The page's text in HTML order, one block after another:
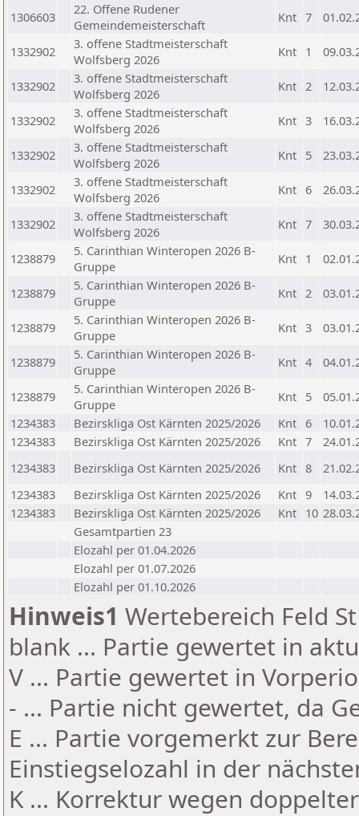
1306603
22. Offene Rudener
Gemeindemeisterschaft
Knt 7
1332902
3. offene Stadtmeisterschaft
Wolfsberg 2026
Knt 1
1332902
3. offene Stadtmeisterschaft
Wolfsberg 2026
Knt 2
1332902
3. offene Stadtmeisterschaft
Wolfsberg 2026
Knt 3
1332902
3. offene Stadtmeisterschaft
Wolfsberg 2026
Knt 5
1332902
3. offene Stadtmeisterschaft
Wolfsberg 2026
Knt 6
1332902
3. offene Stadtmeisterschaft
Wolfsberg 2026
Knt 7
1238879
5. Carinthian Winteropen 2026 B-
Gruppe
Knt 1
1238879
5. Carinthian Winteropen 2026 B-
Gruppe
Knt 2
1238879
5. Carinthian Winteropen 2026 B-
Gruppe
Knt 3
1238879
5. Carinthian Winteropen 2026 B-
Gruppe
Knt 4
1238879
5. Carinthian Winteropen 2026 B-
Gruppe
Knt 5
1234383
Bezirskliga Ost Kärnten 2025/2026 Knt 6
1234383
Bezirskliga Ost Kärnten 2025/2026 Knt 7
1234383
Bezirskliga Ost Kärnten 2025/2026 Knt 8
1234383
Bezirskliga Ost Kärnten 2025/2026 Knt 9
1234383
Bezirskliga Ost Kärnten 2025/2026 Knt 10
Gesamtpartien 23
Elozahl per 01.04.2026
Elozahl per 01.07.2026
Elozahl per 01.10.2026
Hinweis1 Wertebereich Feld
blank ... Partie gewertet in
V ... Partie gewertet in
- ... Partie nicht gewertet, da
E ... Partie vorgemerkt zur
Einstiegselozahl in der
K ... Korrektur wegen